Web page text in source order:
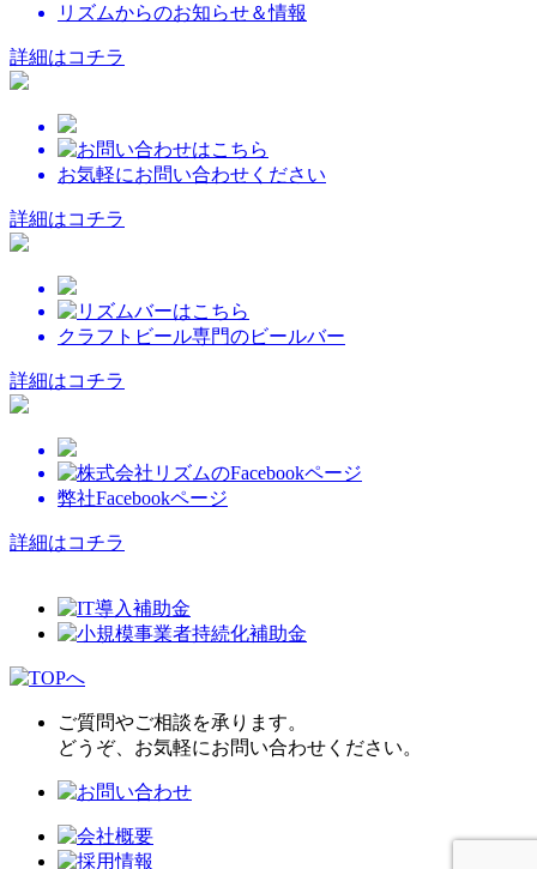
リズムからのお知らせ＆情報
詳細はコチラ
お気軽にお問い合わせください
詳細はコチラ
クラフトビール専門のビールバー
詳細はコチラ
弊社Facebookページ
詳細はコチラ
ご質問やご相談を承ります。
どうぞ、お気軽にお問い合わせください。